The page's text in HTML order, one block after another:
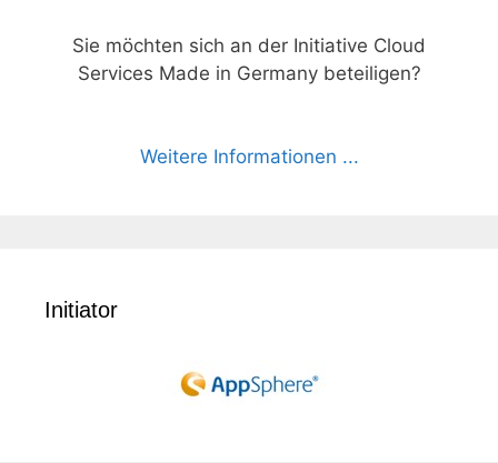
Sie möchten sich an der Initiative Cloud
Services Made in Germany beteiligen?
Weitere Informationen ...
Initiator